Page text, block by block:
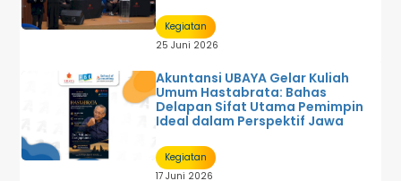
Kegiatan
25 Juni 2026
Akuntansi UBAYA Gelar Kuliah
Umum Hastabrata: Bahas
Delapan Sifat Utama Pemimpin
Ideal dalam Perspektif Jawa
Kegiatan
17 Juni 2026